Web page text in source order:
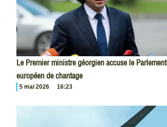
Le Premier ministre géorgien accuse le Parlement
européen de chantage
5 mai 2026 16:23